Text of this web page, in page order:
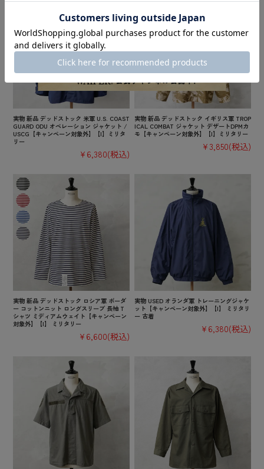
実物 新品 デッドストック 米軍 U.S. COAST
GUARD ODU オペレーション ジャケット /
USCG【キャンペーン対象外】【I】ミリタ
リー
¥6,380(税込)
実物 新品 デッドストック イギリス軍 TROP
ICAL COMBAT ジャケット デザートDPMカ
モ【キャンペーン対象外】【I】ミリタリー
¥3,850(税込)
実物 新品 デッドストック ロシア軍 ボーダ
ー コットンニット ロングスリーブ 長袖 T
シャツ ミディアムウェイト【キャンペーン
対象外】【I】 ミリタリー
¥6,600(税込)
実物 USED オランダ軍 トレーニングジャケ
ット【キャンペーン対象外】【I】 ミリタリ
ー 古着
¥6,380(税込)